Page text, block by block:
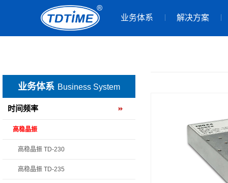
业务体系 解决方案
业务体系 Business System
时间频率
高稳晶振
高稳晶振 TD-230
高稳晶振 TD-235